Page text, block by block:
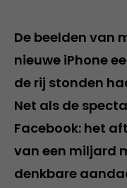
De beelden van
nieuwe iPhone
de rij stonden
Net als de
Facebook: het
van een miljard
denkbare